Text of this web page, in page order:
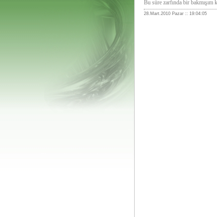
Bu süre zarfında bir bakmışım
28.Mart.2010 Pazar :: 19:04:05